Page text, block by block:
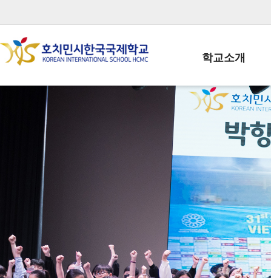
학교소개
학교장인사말
학교상징
학교연혁
교직원현황
학생현황
위치/전화
전경사진